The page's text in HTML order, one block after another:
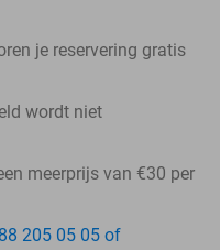
je reservering gratis
wordt niet
meerprijs van €30 per
205 05 05 of